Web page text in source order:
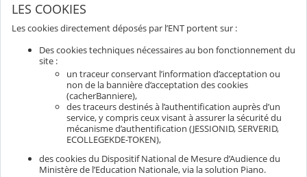
LES COOKIES
Les cookies directement déposés par l’ENT portent sur :
Des cookies techniques nécessaires au bon fonctionnement du
site :
un traceur conservant l’information d’acceptation ou
non de la bannière d’acceptation des cookies
(cacherBanniere),
des traceurs destinés à l’authentification auprès d’un
service, y compris ceux visant à assurer la sécurité du
mécanisme d’authentification (JESSIONID, SERVERID,
ECOLLEGEKDE-TOKEN),
des cookies du Dispositif National de Mesure d’Audience du
Ministère de l’Education Nationale, via la solution Piano.